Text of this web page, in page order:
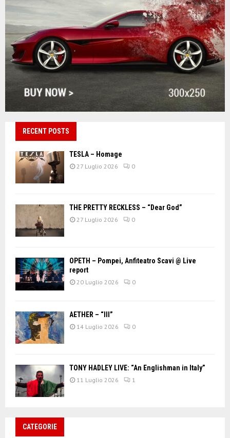
RECENT POSTS
TESLA – Homage
27 Luglio 2026 0
THE PRETTY RECKLESS – “Dear God”
27 Luglio 2026 0
OPETH – Pompei, Anfiteatro Scavi @ Live
report
20 Luglio 2026 0
AETHER – “III”
14 Luglio 2026 0
TONY HADLEY LIVE: “An Englishman in Italy”
11 Luglio 2026 1
CATEGORIE